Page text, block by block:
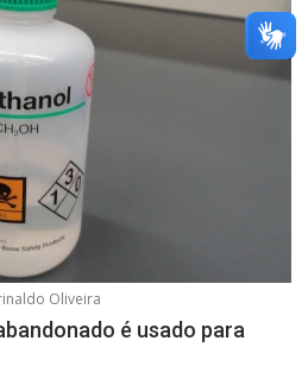
Oliveira
é usado para